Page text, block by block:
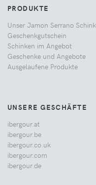
PRODUKTE
Unser Jamon Serrano
Geschenkgutschein
Schinken im Angebot
Geschenke und Angebote
Ausgelaufene Produkte
UNSERE GESCHÄFTE
ibergour.at
ibergour.be
ibergour.co.uk
ibergour.com
ibergour.de